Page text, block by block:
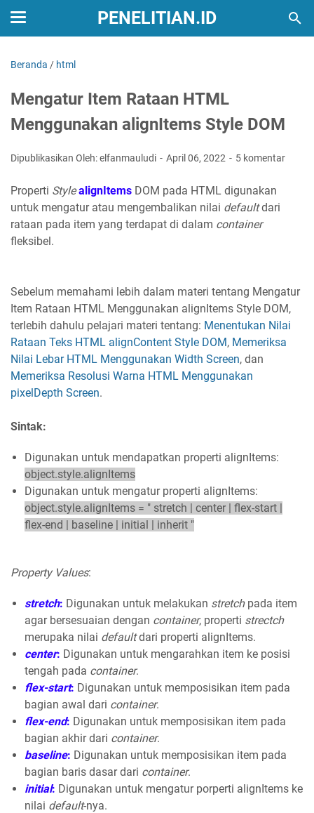
PENELITIAN.ID
Beranda / html
Mengatur Item Rataan HTML
Menggunakan alignItems Style DOM
Dipublikasikan Oleh: elfanmauludi April 06, 2022 5 komentar
Properti Style alignItems DOM pada HTML digunakan
untuk mengatur atau mengembalikan nilai defaultdari
rataan pada item yang terdapat di dalam container
fleksibel.
Sebelum memahami lebih dalam materi tentang Mengatur
Item Rataan HTML Menggunakan alignItems Style DOM,
terlebih dahulu pelajari materi tentang: Menentukan Nilai
Rataan Teks HTML alignContent Style DOM, Memeriksa
Nilai Lebar HTML Menggunakan Width Screen, dan
Memeriksa Resolusi Warna HTML Menggunakan
pixelDepth Screen.
Sintak:
Digunakan untuk mendapatkan properti alignItems:
object.style.alignItems
Digunakan untuk mengatur properti alignItems:
object.style.alignItems = " stretch | center | flex-start |
flex-end | baseline | initial | inherit "
Property Values:
stretch: Digunakan untuk melakukan stretchpada item
agar bersesuaian dengan container, properti strectch
merupaka nilai defaultdari properti alignItems.
center: Digunakan untuk mengarahkan item ke posisi
tengah pada container.
flex-start: Digunakan untuk memposisikan item pada
bagian awal dari container.
flex-end: Digunakan untuk memposisikan item pada
bagian akhir dari container.
baseline: Digunakan untuk memposisikan item pada
bagian baris dasar dari container.
initial: Digunakan untuk mengatur porperti alignItems ke
nilai default-nya.